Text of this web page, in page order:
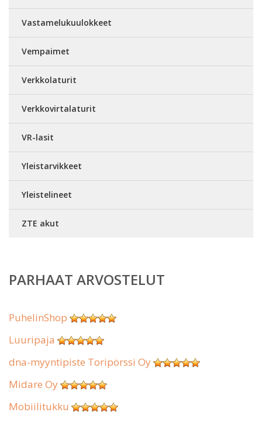
Vastamelukuulokkeet
Vempaimet
Verkkolaturit
Verkkovirtalaturit
VR-lasit
Yleistarvikkeet
Yleistelineet
ZTE akut
PARHAAT ARVOSTELUT
PuhelinShop
Luuripaja
dna-myyntipiste Toripörssi Oy
Midare Oy
Mobiilitukku